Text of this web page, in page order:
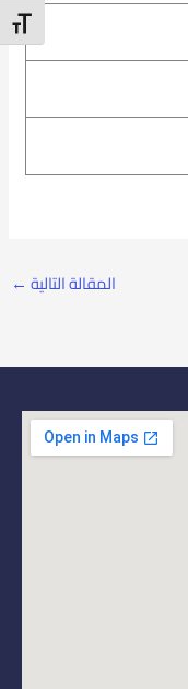
المقالة التالية ←